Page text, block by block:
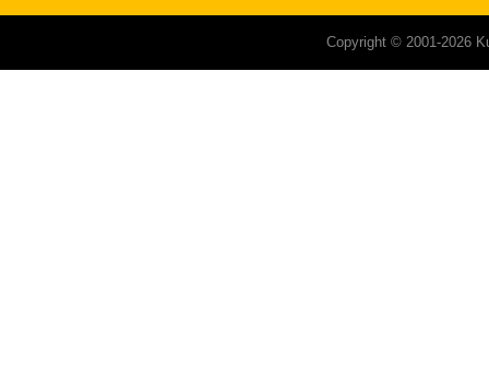
Copyright © 2001-2026